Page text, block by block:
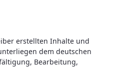
erstellten Inhalte und
dem deutschen
Bearbeitung,